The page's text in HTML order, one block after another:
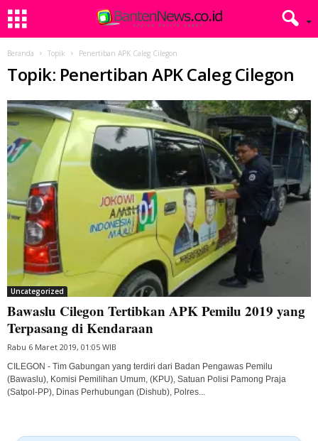
Beranda Topik Penertiban APK Caleg Cilegon
Topik: Penertiban APK Caleg Cilegon
Uncategorized
Bawaslu Cilegon Tertibkan APK Pemilu 2019 yang
Terpasang di Kendaraan
Rabu 6 Maret 2019, 01:05 WIB
CILEGON - Tim Gabungan yang terdiri dari Badan Pengawas Pemilu
(Bawaslu), Komisi Pemilihan Umum, (KPU), Satuan Polisi Pamong Praja
(Satpol-PP), Dinas Perhubungan (Dishub), Polres...